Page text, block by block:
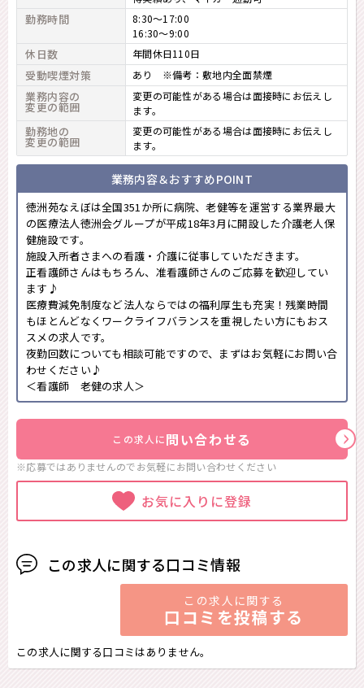
勤務時間
8:30～17:00
16:30～9:00
休日数 年間休日110日
受動喫煙対策 あり ※備考：敷地内全面禁煙
業務内容の
変更の範囲
変更の可能性がある場合は面接時にお伝えし
ます。
勤務地の
変更の範囲
変更の可能性がある場合は面接時にお伝えし
ます。
業務内容＆おすすめPOINT
徳洲苑なえぼは全国351か所に病院、老健等を運営する業界最大
の医療法人徳洲会グループが平成18年3月に開設した介護老人保
健施設です。
施設入所者さまへの看護・介護に従事していただきます。
正看護師さんはもちろん、准看護師さんのご応募を歓迎してい
ます♪
医療費減免制度など法人ならではの福利厚生も充実！残業時間
もほとんどなくワークライフバランスを重視したい方にもおス
スメの求人です。
夜勤回数についても相談可能ですので、まずはお気軽にお問い合
わせください♪
＜看護師 老健の求人＞
この求人に問い合わせる
※応募ではありませんのでお気軽にお問い合わせください
お気に入りに登録
この求人に関する口コミ情報
この求人に関する
口コミを投稿する
この求人に関する口コミはありません。